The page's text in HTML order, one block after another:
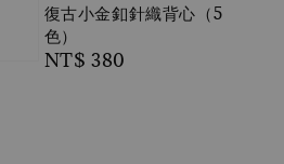
復古小金釦針織背心（5
色）
Regular
NT$ 380